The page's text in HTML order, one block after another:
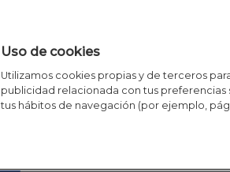
Uso de cookies
Utilizamos cookies propias y de terceros
publicidad relacionada con tus
tus hábitos de navegación (por ejemplo,